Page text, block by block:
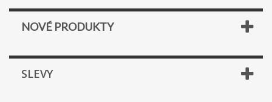
NOVÉ PRODUKTY
SLEVY